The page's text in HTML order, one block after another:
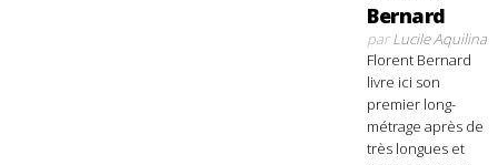
Bernard
parLucile Aquilina
Florent Bernard
livre ici son
premier long-
métrage après de
très longues et